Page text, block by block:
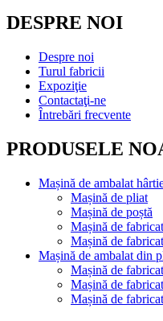
DESPRE NOI
Despre noi
Turul fabricii
Expoziţie
Contactaţi-ne
Întrebări frecvente
PRODUSELE
Mașină de ambalat
Mașină de pliat
Mașină de poștă
Mașină de
Mașină de
Mașină de ambalat din
Mașină de
Mașină de
Mașină de